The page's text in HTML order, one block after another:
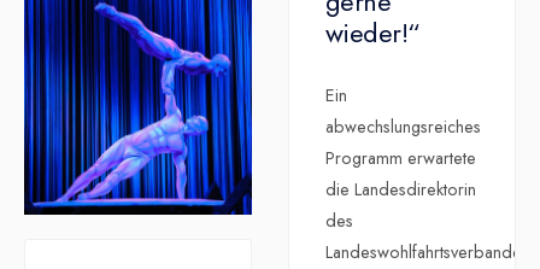
wieder!“
Ein
abwechslungsreiches
Programm erwartete
die Landesdirektorin
des
Landeswohlfahrtsverbandes